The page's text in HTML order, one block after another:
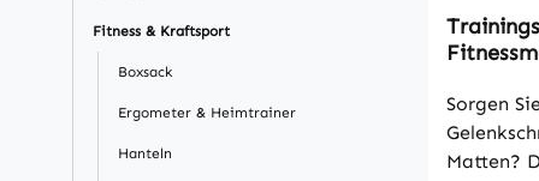
Fitness & Kraftsport
Boxsack
Ergometer & Heimtrainer
Hanteln
Sorgen
Matten?